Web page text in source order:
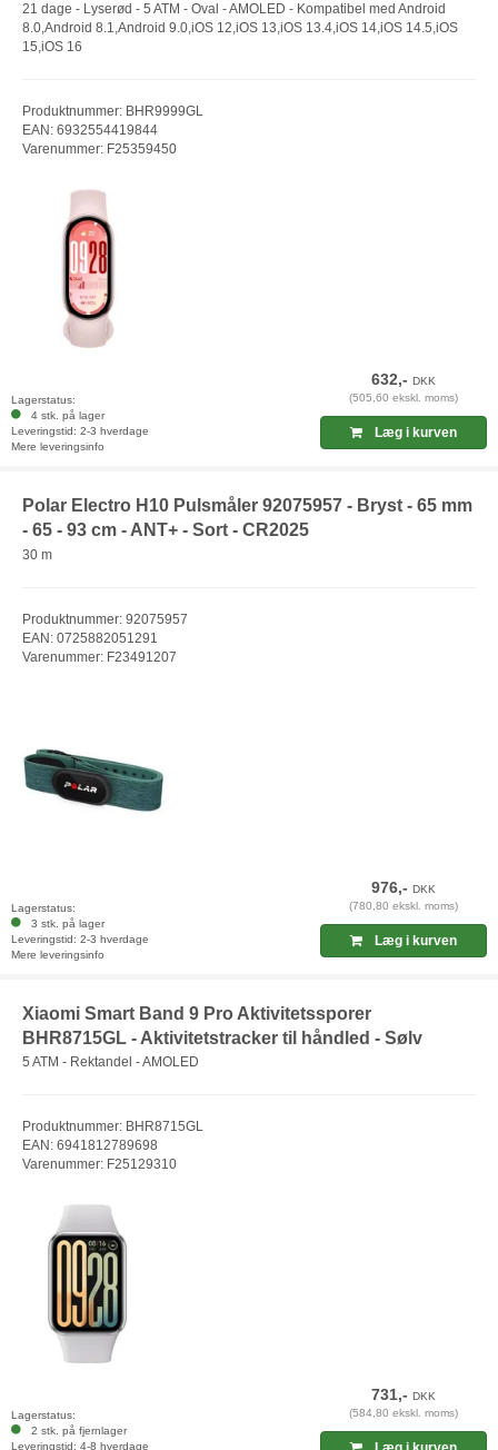
21 dage - Lyserød - 5 ATM - Oval - AMOLED - Kompatibel med Android
8.0,Android 8.1,Android 9.0,iOS 12,iOS 13,iOS 13.4,iOS 14,iOS 14.5,iOS
15,iOS 16
Produktnummer: BHR9999GL
EAN: 6932554419844
Varenummer: F25359450
Lagerstatus:
4 stk. på lager
Leveringstid: 2-3 hverdage
Mere leveringsinfo
632,-DKK
(505,60 ekskl. moms)
Læg i kurven
Polar Electro H10 Pulsmåler 92075957 - Bryst - 65 mm
- 65 - 93 cm - ANT+ - Sort - CR2025
30 m
Produktnummer: 92075957
EAN: 0725882051291
Varenummer: F23491207
Lagerstatus:
3 stk. på lager
Leveringstid: 2-3 hverdage
Mere leveringsinfo
976,-DKK
(780,80 ekskl. moms)
Læg i kurven
Xiaomi Smart Band 9 Pro Aktivitetssporer
BHR8715GL - Aktivitetstracker til håndled - Sølv
5 ATM - Rektandel - AMOLED
Produktnummer: BHR8715GL
EAN: 6941812789698
Varenummer: F25129310
Lagerstatus:
2 stk. på fjernlager
Leveringstid: 4-8 hverdage
731,-DKK
(584,80 ekskl. moms)